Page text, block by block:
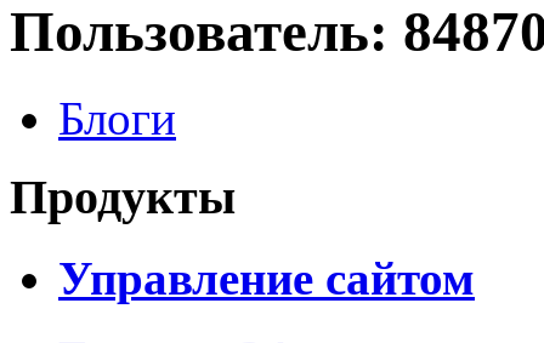
Пользователь:
Блоги
Продукты
Управление сайтом